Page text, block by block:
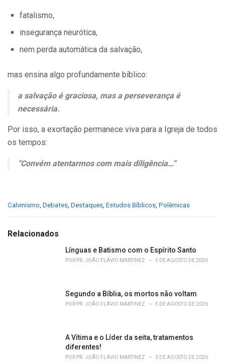
fatalismo,
insegurança neurótica,
nem perda automática da salvação,
mas ensina algo profundamente bíblico:
a salvação é graciosa, mas a perseverança é
necessária.
Por isso, a exortação permanece viva para a Igreja de todos
os tempos:
“Convém atentarmos com mais diligência…”
C
e
Calvinismo, Debates, Destaques, Estudos Bíblicos, Polêmicas
Relacionados
Línguas e Batismo com o Espírito Santo
POR PR. JOÃO FLÁVIO MARTINEZ 5 DE AGOSTO DE 2026
Segundo a Bíblia, os mortos não voltam
POR PR. JOÃO FLÁVIO MARTINEZ 5 DE AGOSTO DE 2026
A Vítima e o Líder da seita, tratamentos
diferentes!
POR PR. JOÃO FLÁVIO MARTINEZ 3 DE AGOSTO DE 2026